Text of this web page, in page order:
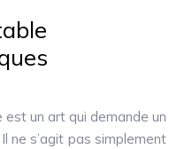
est un art qui demande un
ne s’agit pas simplement